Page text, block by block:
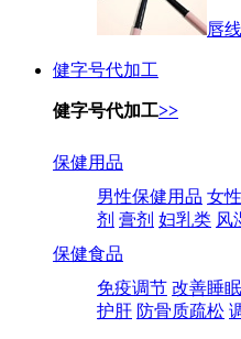
唇
健字号代加工
健字号代加工>>
保健用品
男性保健用品 女
剂 膏剂 妇乳类 风
保健食品
免疫调节 改善睡眠
护肝 防骨质疏松